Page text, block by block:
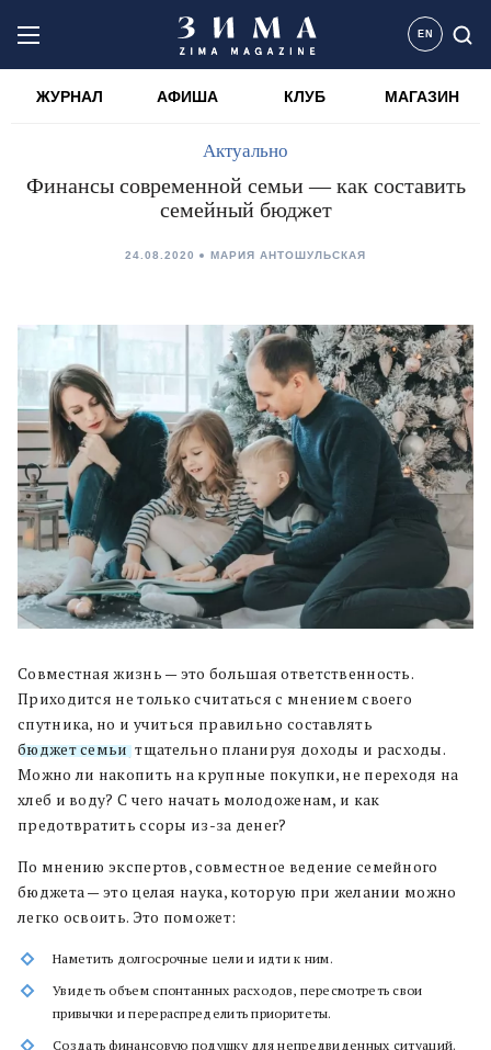
EN
ЖУРНАЛ АФИША КЛУБ МАГАЗИН
Актуально
Финансы современной семьи — как составить
семейный бюджет
24.08.2020 МАРИЯ АНТОШУЛЬСКАЯ
Совместная жизнь — это большая ответственность.
Приходится не только считаться с мнением своего
спутника, но и учиться правильно составлять
бюджет семьи, тщательно планируя доходы и расходы.
Можно ли накопить на крупные покупки, не переходя на
хлеб и воду? С чего начать молодоженам, и как
предотвратить ссоры из-за денег?
По мнению экспертов, совместное ведение семейного
бюджета — это целая наука, которую при желании можно
легко освоить. Это поможет:
Наметить долгосрочные цели и идти к ним.
Увидеть объем спонтанных расходов, пересмотреть свои
привычки и перераспределить приоритеты.
Создать финансовую подушку для непредвиденных ситуаций.